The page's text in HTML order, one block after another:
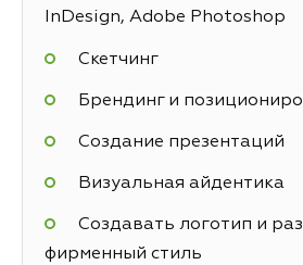
InDesign, Adobe Photoshop
Скетчинг
Брендинг и
Создание презентаций
Визуальная айдентика
Создавать логотип и
фирменный стиль